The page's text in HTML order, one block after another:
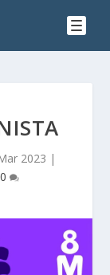
2023 |
0